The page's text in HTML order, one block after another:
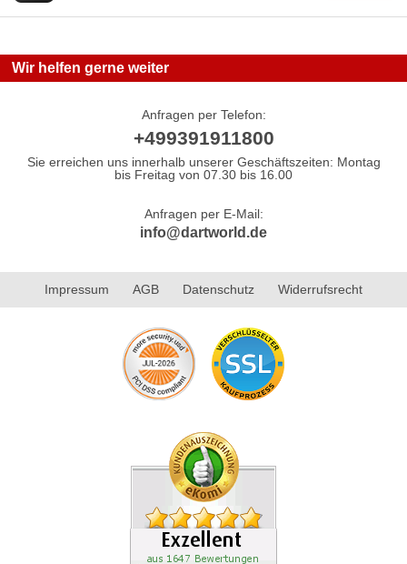
Wir helfen gerne weiter
Anfragen per Telefon:
+499391911800
Sie erreichen uns innerhalb unserer Geschäftszeiten: Montag
bis Freitag von 07.30 bis 16.00
Anfragen per E-Mail:
info@dartworld.de
Impressum AGB Datenschutz Widerrufsrecht